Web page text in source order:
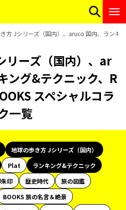
方 Jシリーズ（国内）、aruco 国内、ランキ
リーズ（国内）、ar
ング&テクニック、R
スペシャルコラ
一覧
地球の歩き方 Jシリーズ（国内）
Plat
ランキング&テクニック
印 歴史時代
旅の図鑑
BOOKS 旅の名言＆絶景